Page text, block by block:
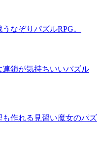
なぞりパズルRPG。
連鎖が気持ちいいパズル
作れる見習い魔女のパズ